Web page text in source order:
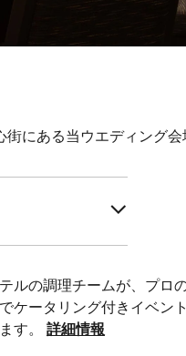
にある当ウエディング会
ルの調理チームが、プロ
ケータリング付きイベン
す。
詳細情報